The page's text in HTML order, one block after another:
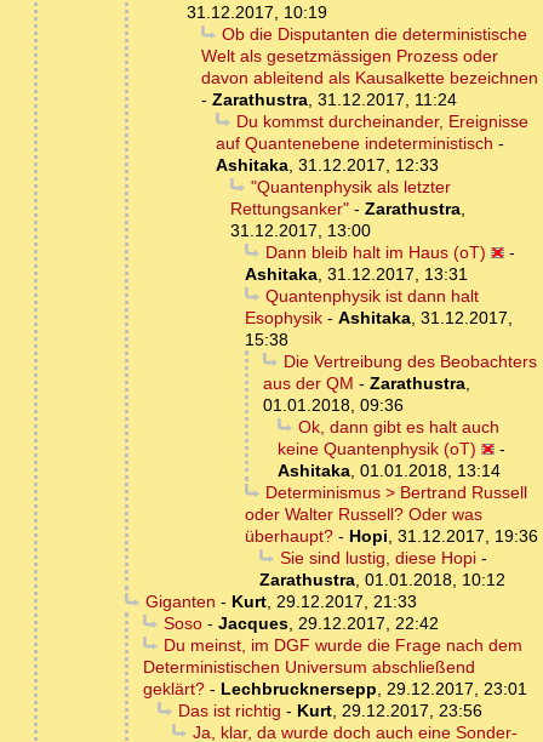
31.12.2017, 10:19
Ob die Disputanten die deterministische
Welt als gesetzmässigen Prozess oder
davon ableitend als Kausalkette bezeichnen
- Zarathustra, 31.12.2017, 11:24
Du kommst durcheinander, Ereignisse
auf Quantenebene indeterministisch -
Ashitaka, 31.12.2017, 12:33
"Quantenphysik als letzter
Rettungsanker" - Zarathustra,
31.12.2017, 13:00
Dann bleib halt im Haus (oT)
-
Ashitaka, 31.12.2017, 13:31
Quantenphysik ist dann halt
Esophysik - Ashitaka, 31.12.2017,
15:38
Die Vertreibung des Beobachters
aus der QM - Zarathustra,
01.01.2018, 09:36
Ok, dann gibt es halt auch
keine Quantenphysik (oT)
-
Ashitaka, 01.01.2018, 13:14
Determinismus > Bertrand Russell
oder Walter Russell? Oder was
überhaupt? - Hopi, 31.12.2017, 19:36
Sie sind lustig, diese Hopi-
Zarathustra, 01.01.2018, 10:12
Giganten - Kurt, 29.12.2017, 21:33
Soso- Jacques, 29.12.2017, 22:42
Du meinst, im DGF wurde die Frage nach dem
Deterministischen Universum abschließend
geklärt? - Lechbrucknersepp, 29.12.2017, 23:01
Das ist richtig - Kurt, 29.12.2017, 23:56
Ja, klar, da wurde doch auch eine Sonder-